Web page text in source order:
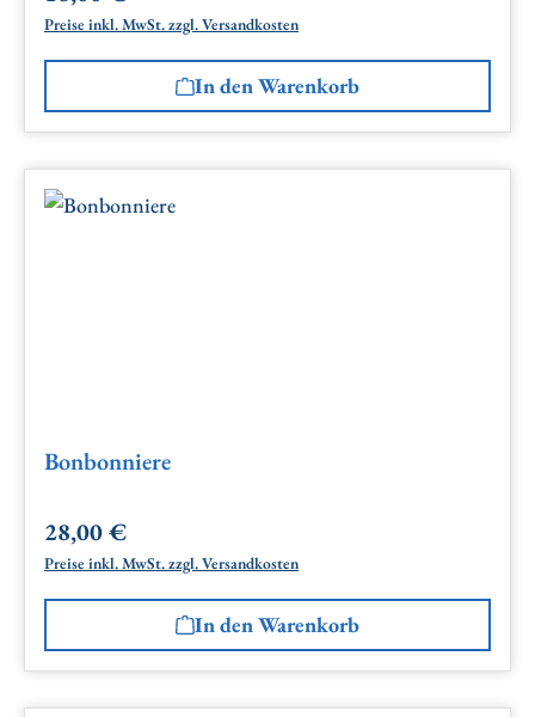
Preise inkl. MwSt. zzgl. Versandkosten
In den Warenkorb
Bonbonniere
Regulärer Preis:
28,00 €
Preise inkl. MwSt. zzgl. Versandkosten
In den Warenkorb